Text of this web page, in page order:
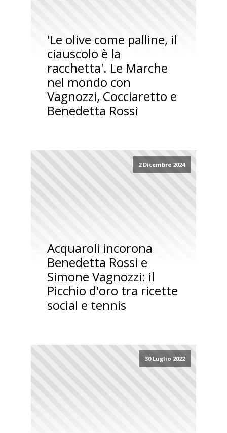
'Le olive come palline, il
ciauscolo è la
racchetta'. Le Marche
nel mondo con
Vagnozzi, Cocciaretto e
Benedetta Rossi
2 Dicembre 2024
Acquaroli incorona
Benedetta Rossi e
Simone Vagnozzi: il
Picchio d'oro tra ricette
social e tennis
30 Luglio 2022